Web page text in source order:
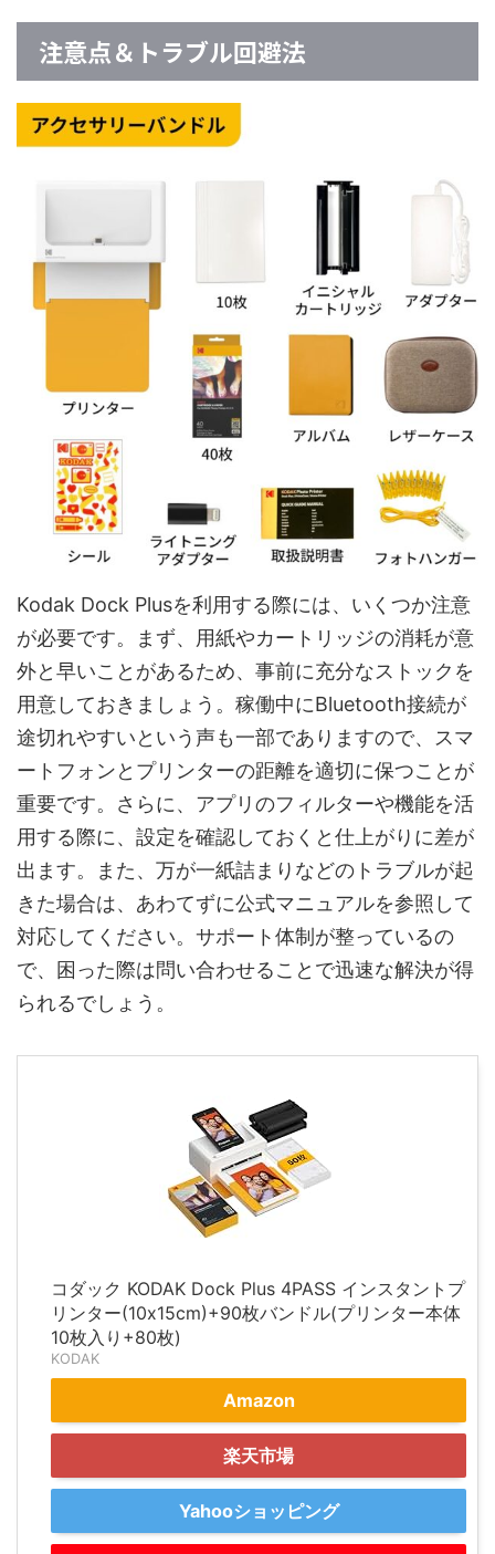
注意点＆トラブル回避法
Kodak Dock Plusを利用する際には、いくつか注意
が必要です。まず、用紙やカートリッジの消耗が意
外と早いことがあるため、事前に充分なストックを
用意しておきましょう。稼働中にBluetooth接続が
途切れやすいという声も一部でありますので、スマ
ートフォンとプリンターの距離を適切に保つことが
重要です。さらに、アプリのフィルターや機能を活
用する際に、設定を確認しておくと仕上がりに差が
出ます。また、万が一紙詰まりなどのトラブルが起
きた場合は、あわてずに公式マニュアルを参照して
対応してください。サポート体制が整っているの
で、困った際は問い合わせることで迅速な解決が得
られるでしょう。
コダック KODAK Dock Plus 4PASS インスタントプ
リンター(10x15cm)+90枚バンドル(プリンター本体
10枚入り+80枚)
KODAK
Amazon
楽天市場
Yahooショッピング